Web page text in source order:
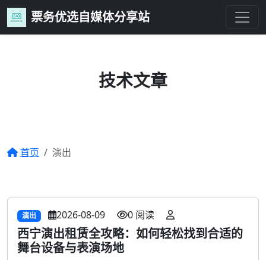
票务优选自媒体分享站
技术文章
首页 演出
演出 2026-08-09 0 阅读
西宁演出租赁全攻略：如何轻松找到合适的
舞台设备与表演场地